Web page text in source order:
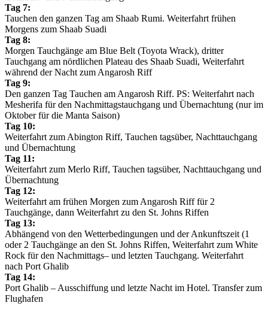
Tag 7:
Tauchen den ganzen Tag am Shaab Rumi. Weiterfahrt frühen
Morgens zum Shaab Suadi
Tag 8:
Morgen Tauchgänge am Blue Belt (Toyota Wrack), dritter
Tauchgang am nördlichen Plateau des Shaab Suadi, Weiterfahrt
während der Nacht zum Angarosh Riff
Tag 9:
Den ganzen Tag Tauchen am Angarosh Riff. PS: Weiterfahrt nach
Mesherifa für den Nachmittagstauchgang und Übernachtung (nur im
Oktober für die Manta Saison)
Tag 10:
Weiterfahrt zum Abington Riff, Tauchen tagsüber, Nachttauchgang
und Übernachtung
Tag 11:
Weiterfahrt zum Merlo Riff, Tauchen tagsüber, Nachttauchgang und
Übernachtung
Tag 12:
Weiterfahrt am frühen Morgen zum Angarosh Riff für 2
Tauchgänge, dann Weiterfahrt zu den St. Johns Riffen
Tag 13:
Abhängend von den Wetterbedingungen und der Ankunftszeit (1
oder 2 Tauchgänge an den St. Johns Riffen, Weiterfahrt zum White
Rock für den Nachmittags– und letzten Tauchgang. Weiterfahrt
nach Port Ghalib
Tag 14:
Port Ghalib – Ausschiffung und letzte Nacht im Hotel. Transfer zum
Flughafen